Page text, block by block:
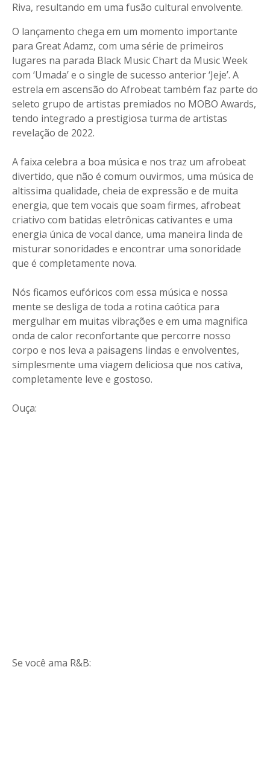
Riva, resultando em uma fusão cultural envolvente.
O lançamento chega em um momento importante
para Great Adamz, com uma série de primeiros
lugares na parada Black Music Chart da Music Week
com ‘Umada’ e o single de sucesso anterior ‘Jeje’. A
estrela em ascensão do Afrobeat também faz parte do
seleto grupo de artistas premiados no MOBO Awards,
tendo integrado a prestigiosa turma de artistas
revelação de 2022.
A faixa celebra a boa música e nos traz um afrobeat
divertido, que não é comum ouvirmos, uma música de
altissima qualidade, cheia de expressão e de muita
energia, que tem vocais que soam firmes, afrobeat
criativo com batidas eletrônicas cativantes e uma
energia única de vocal dance, uma maneira linda de
misturar sonoridades e encontrar uma sonoridade
que é completamente nova.
Nós ficamos eufóricos com essa música e nossa
mente se desliga de toda a rotina caótica para
mergulhar em muitas vibrações e em uma magnifica
onda de calor reconfortante que percorre nosso
corpo e nos leva a paisagens lindas e envolventes,
simplesmente uma viagem deliciosa que nos cativa,
completamente leve e gostoso.
Ouça:
Se você ama R&B: